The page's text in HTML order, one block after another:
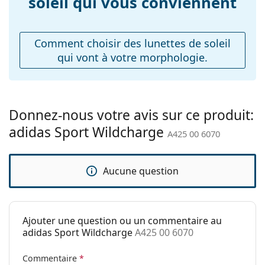
Poids:
40 g
ajustables:
Accessoires
Étui:
Oui
nettoyage:
Autres
Lunettes de soleil
Marque:
Adidas Sport
Sport:
Randonnée
Comment choisir des lunettes de soleil
qui vont à votre morphologie.
Donnez-nous votre avis sur ce produit:
adidas Sport Wildcharge A425 00 6070
Aucune question
Ajouter une question ou un commentaire au
adidas Sport WildchargeA425 00 6070
Commentaire *